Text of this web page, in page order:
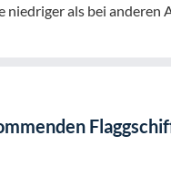
als bei